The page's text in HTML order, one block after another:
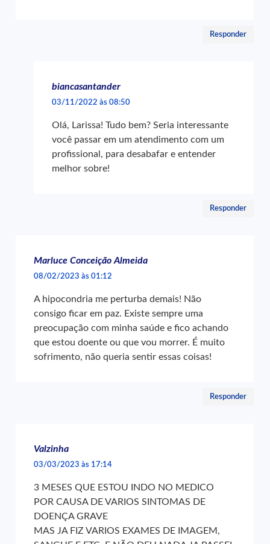
Responder
biancasantander
03/11/2022 às 08:50
Olá, Larissa! Tudo bem? Seria interessante
você passar em um atendimento com um
profissional, para desabafar e entender
melhor sobre!
Responder
Marluce Conceição Almeida
08/02/2023 às 01:12
A hipocondria me perturba demais! Não
consigo ficar em paz. Existe sempre uma
preocupação com minha saúde e fico achando
que estou doente ou que vou morrer. É muito
sofrimento, não queria sentir essas coisas!
Responder
Valzinha
03/03/2023 às 17:14
3 MESES QUE ESTOU INDO NO MEDICO
POR CAUSA DE VARIOS SINTOMAS DE
DOENÇA GRAVE
MAS JA FIZ VARIOS EXAMES DE IMAGEM,